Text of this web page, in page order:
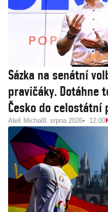
Sázka na senátní
pravičáky. Dotáhne
Česko do celostátní
Aleš Michal 8. srpna 2026 12:00